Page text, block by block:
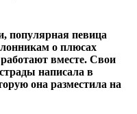
популярная певица
о плюсах
вместе. Свои
написала в
она разместила на